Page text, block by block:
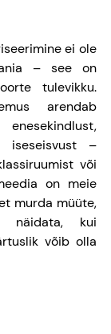
ei ole
– see on
tulevikku.
arendab
iseseisvust –
või
on meie
murda müüte,
näidata, kui
võib olla